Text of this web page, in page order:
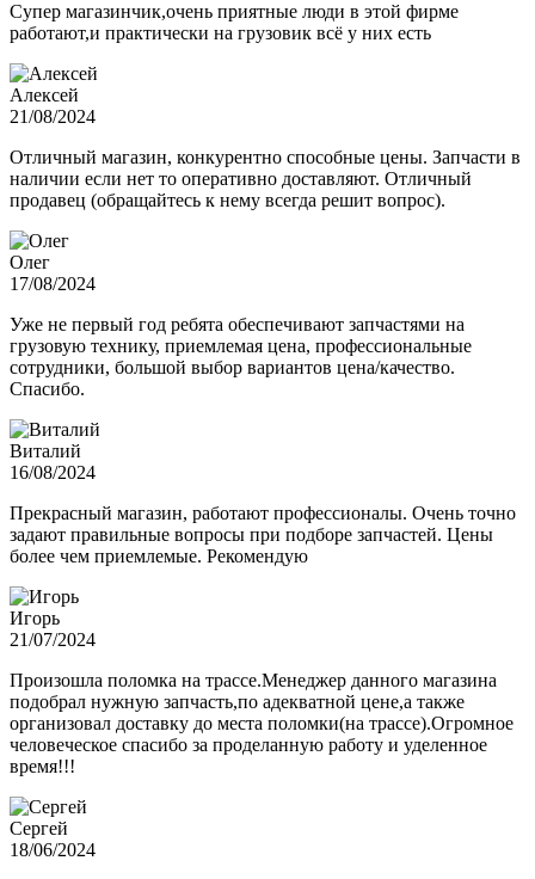
Супер магазинчик,очень приятные люди в этой фирме
работают,и практически на грузовик всё у них есть
Алексей
21/08/2024
Отличный магазин, конкурентно способные цены. Запчасти в
наличии если нет то оперативно доставляют. Отличный
продавец (обращайтесь к нему всегда решит вопрос).
Олег
17/08/2024
Уже не первый год ребята обеспечивают запчастями на
грузовую технику, приемлемая цена, профессиональные
сотрудники, большой выбор вариантов цена/качество.
Спасибо.
Виталий
16/08/2024
Прекрасный магазин, работают профессионалы. Очень точно
задают правильные вопросы при подборе запчастей. Цены
более чем приемлемые. Рекомендую
Игорь
21/07/2024
Произошла поломка на трассе.Менеджер данного магазина
подобрал нужную запчасть,по адекватной цене,а также
организовал доставку до места поломки(на трассе).Огромное
человеческое спасибо за проделанную работу и уделенное
время!!!
Сергей
18/06/2024